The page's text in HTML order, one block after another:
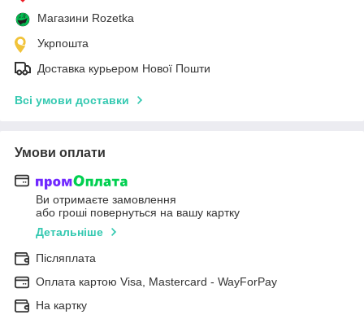
Магазини Rozetka
Укрпошта
Доставка курьером Нової Пошти
Всі умови доставки
Умови оплати
Ви отримаєте замовлення
або гроші повернуться на вашу картку
Детальніше
Післяплата
Оплата картою Visa, Mastercard - WayForPay
На картку